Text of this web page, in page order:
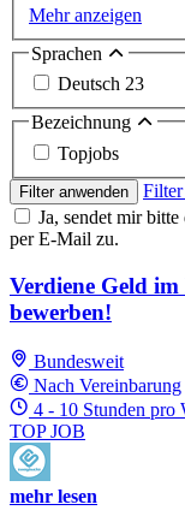
Mehr anzeigen
Sprachen
Deutsch 23
Bezeichnung
Topjobs
Filter anwenden
Filter
Ja, sendet mir
per E-Mail zu.
Verdiene Geld
bewerben!
Bundesweit
Nach Vereinbarung
4 - 10 Stunden pro
TOP JOB
mehr lesen